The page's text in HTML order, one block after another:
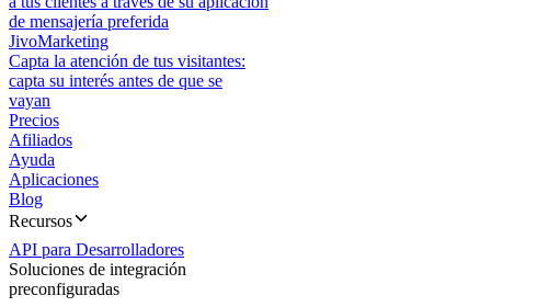
de mensajería preferida
JivoMarketing
Capta la atención de tus visitantes:
capta su interés antes de que se
vayan
Precios
Afiliados
Ayuda
Aplicaciones
Blog
Recursos
API para Desarrolladores
Soluciones de integración
preconfiguradas